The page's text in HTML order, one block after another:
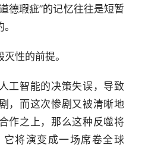
德瑕疵”的记忆往往是短暂
性的前提。
工智能的决策失误，导致
，而这次惨剧又被清晰地
作之上，那么这种反噬将
将演变成一场席卷全球